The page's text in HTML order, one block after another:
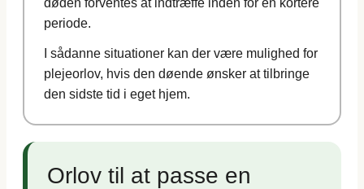
døden forventes at indtræffe inden for en kortere
periode.
I sådanne situationer kan der være mulighed for
plejeorlov, hvis den døende ønsker at tilbringe
den sidste tid i eget hjem.
Orlov til at passe en